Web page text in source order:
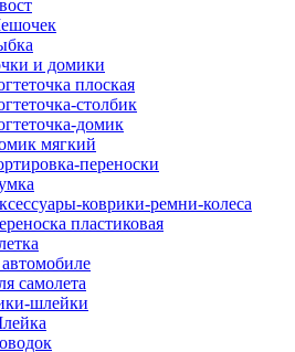
и домики
плоская
столбик
домик
мягкий
переноски
коврики-ремни-колеса
пластиковая
самолета
шлейки